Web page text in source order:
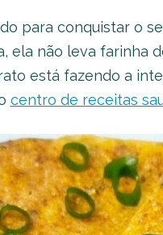
para conquistar o
ela não leva farinha
está fazendo a
centro de receitas